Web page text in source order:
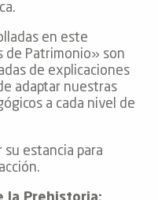
en este
de Patrimonio» son
de explicaciones
adaptar nuestras
a cada nivel de
su estancia para